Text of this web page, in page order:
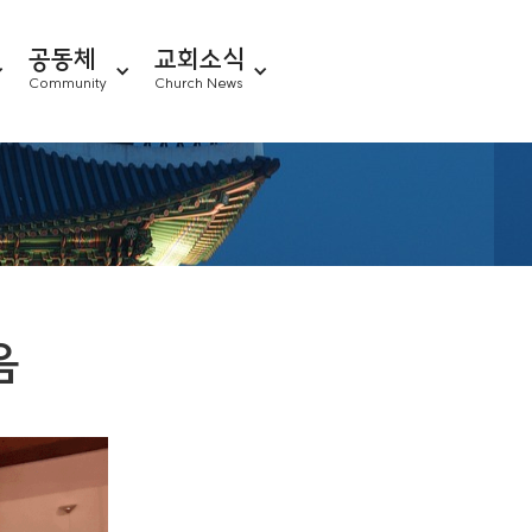
공동체
Community
교회소식
Church News